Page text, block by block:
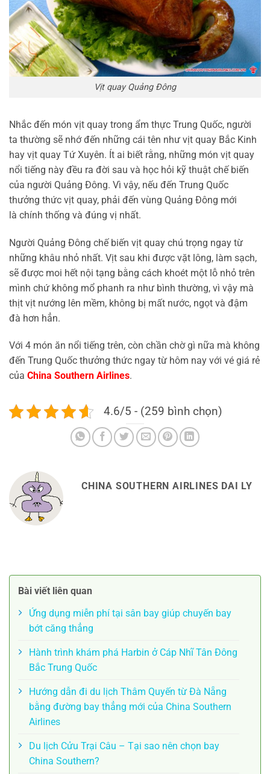
Vịt quay Quảng Đông
Nhắc đến món vịt quay trong ẩm thực Trung Quốc, người
ta thường sẽ nhớ đến những cái tên như vịt quay Bắc Kinh
hay vịt quay Tứ Xuyên. Ít ai biết rằng, những món vịt quay
nổi tiếng này đều ra đời sau và học hỏi kỹ thuật chế biến
của người Quảng Đông. Vì vậy, nếu đến Trung Quốc
thưởng thức vịt quay, phải đến vùng Quảng Đông mới
là chính thống và đúng vị nhất.
Người Quảng Đông chế biến vịt quay chú trọng ngay từ
những khâu nhỏ nhất. Vịt sau khi được vặt lông, làm sạch,
sẽ được moi hết nội tạng bằng cách khoét một lỗ nhỏ trên
mình chứ không mổ phanh ra như bình thường, vì vậy mà
thịt vịt nướng lên mềm, không bị mất nước, ngọt và đậm
đà hơn hẳn.
Với 4 món ăn nổi tiếng trên, còn chần chờ gì nữa mà không
đến Trung Quốc thưởng thức ngay từ hôm nay với vé giá rẻ
của China Southern Airlines.
4.6/5 - (259 bình chọn)
CHINA SOUTHERN AIRLINES DAI LY
Bài viết liên quan
Ứng dụng miễn phí tại sân bay giúp chuyến bay
bớt căng thẳng
Hành trình khám phá Harbin ở Cáp Nhĩ Tân Đông
Bắc Trung Quốc
Hướng dẫn đi du lịch Thâm Quyến từ Đà Nẵng
bằng đường bay thẳng mới của China Southern
Airlines
Du lịch Cửu Trại Câu – Tại sao nên chọn bay
China Southern?